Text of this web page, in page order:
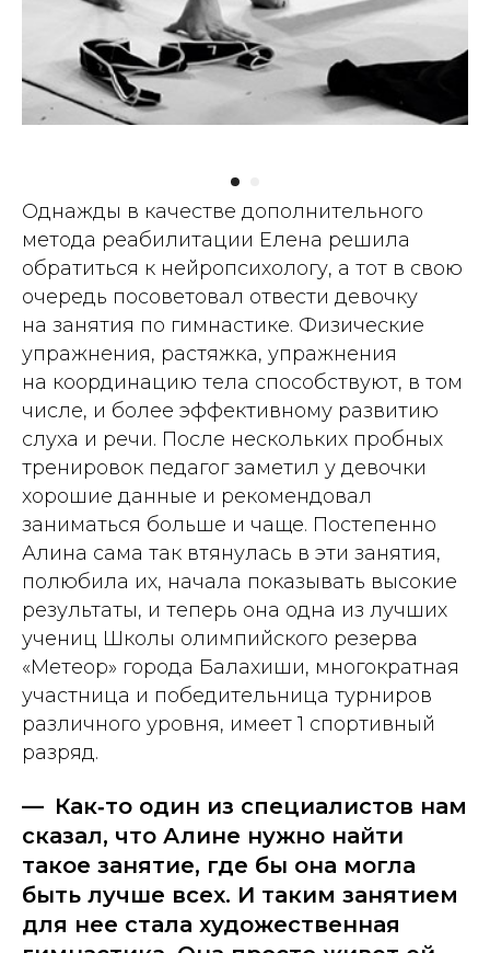
Однажды в качестве дополнительного
метода реабилитации Елена решила
обратиться к нейропсихологу, а тот в свою
очередь посоветовал отвести девочку
на занятия по гимнастике. Физические
упражнения, растяжка, упражнения
на координацию тела способствуют, в том
числе, и более эффективному развитию
слуха и речи. После нескольких пробных
тренировок педагог заметил у девочки
хорошие данные и рекомендовал
заниматься больше и чаще. Постепенно
Алина сама так втянулась в эти занятия,
полюбила их, начала показывать высокие
результаты, и теперь она одна из лучших
учениц Школы олимпийского резерва
«Метеор» города Балахиши, многократная
участница и победительница турниров
различного уровня, имеет 1 спортивный
разряд.
— Как‑то один из специалистов нам
сказал, что Алине нужно найти
такое занятие, где бы она могла
быть лучше всех. И таким занятием
для нее стала художественная